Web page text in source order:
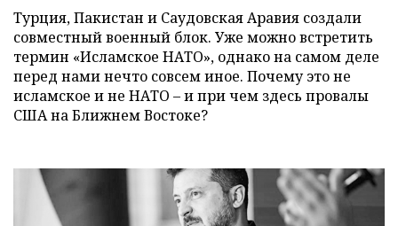
Турция, Пакистан и Саудовская Аравия создали
совместный военный блок. Уже можно встретить
термин «Исламское НАТО», однако на самом деле
перед нами нечто совсем иное. Почему это не
исламское и не НАТО – и при чем здесь провалы
США на Ближнем Востоке?